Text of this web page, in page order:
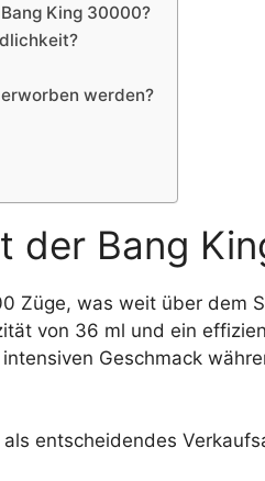
King 30000?
werden?
der Bang
Züge, was weit über dem
von 36 ml und ein
Geschmack
entscheidendes